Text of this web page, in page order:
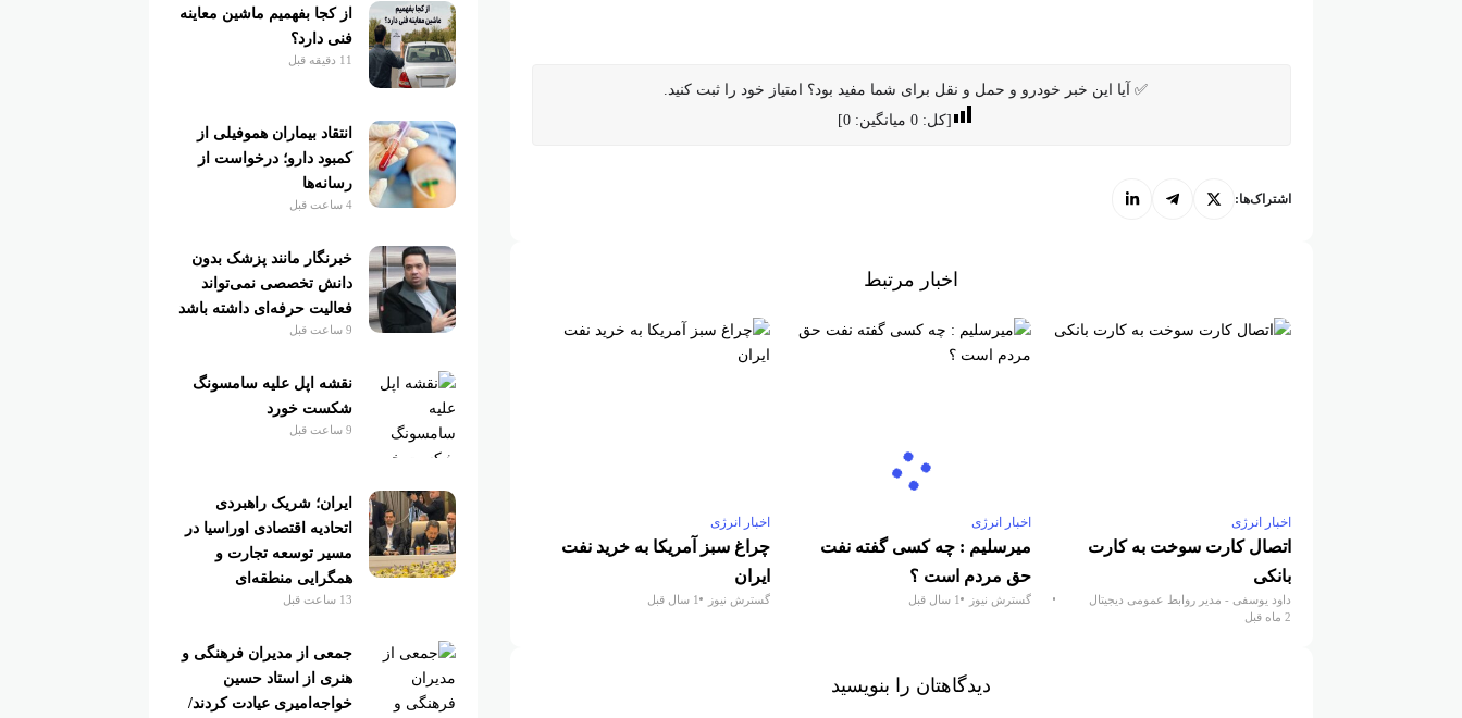
✅ آیا این خبر خودرو و حمل و نقل برای شما مفید بود؟ امتیاز خود را ثبت کنید.
[کل: 0میانگین: 0
]
اشتراک‌ها:
اخبار مرتبط
اخبار انرژی
اتصال کارت سوخت به کارت
بانکی
داود یوسفی - مدیر روابط عمومی دیجیتال
رسانه‌های اقتصادی
2 ماه قبل
اخبار انرژی
میرسلیم : چه کسی گفته نفت
حق مردم است ؟
گسترش نیوز 1 سال قبل
اخبار انرژی
چراغ سبز آمریکا به خرید نفت
ایران
گسترش نیوز 1 سال قبل
دیدگاهتان را بنویسید
از کجا بفهمیم ماشین معاینه
فنی دارد؟
11 دقیقه قبل
انتقاد بیماران هموفیلی از
کمبود دارو؛ درخواست از
رسانه‌ها
4 ساعت قبل
خبرنگار مانند پزشک بدون
دانش تخصصی نمی‌تواند
فعالیت حرفه‌ای داشته باشد
9 ساعت قبل
نقشه اپل علیه سامسونگ
شکست خورد
9 ساعت قبل
ایران؛ شریک راهبردی
اتحادیه اقتصادی اوراسیا در
مسیر توسعه تجارت و
همگرایی منطقه‌ای
13 ساعت قبل
جمعی از مدیران فرهنگی و
هنری از استاد حسین
خواجه‌امیری عیادت کردند/